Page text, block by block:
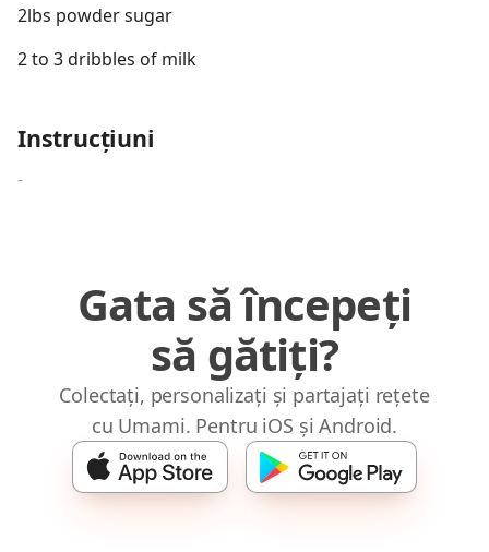
2lbs powder sugar
2 to 3 dribbles of milk
Instrucțiuni
-
Gata să începeți
să gătiți?
Colectați, personalizați și partajați rețete
cu Umami. Pentru iOS și Android.